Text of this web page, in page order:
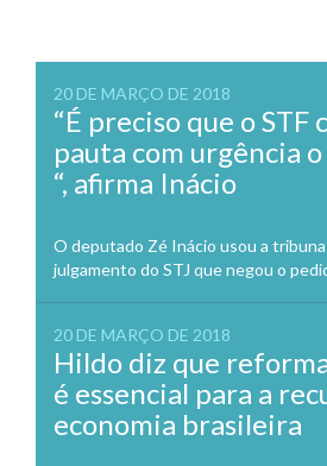
20 DE MARÇO DE 2018
“É preciso que o STF
pauta com urgência o
“, afirma Inácio
O deputado Zé Inácio usou a
julgamento do STJ que negou o
20 DE MARÇO DE 2018
Hildo diz que
é essencial para a
economia brasileira